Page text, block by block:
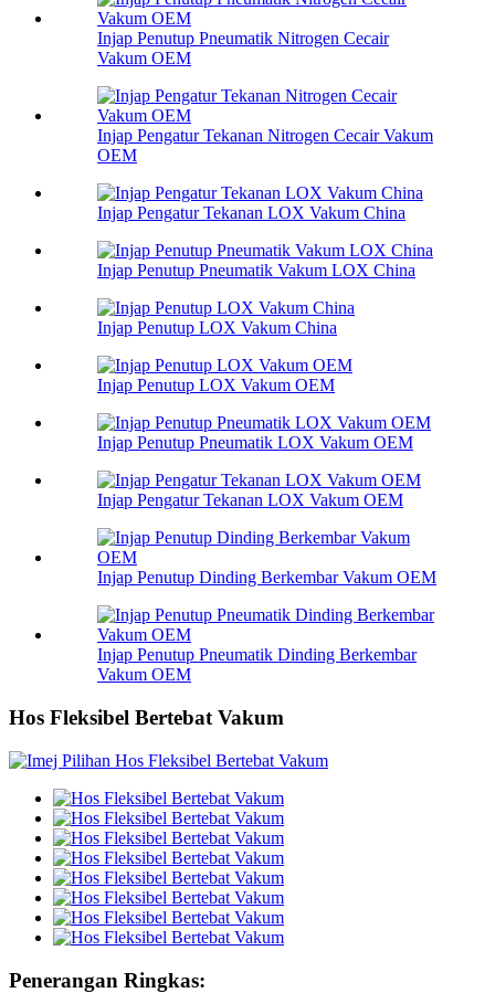
Injap Penutup Pneumatik Nitrogen Cecair
Vakum OEM
Injap Pengatur Tekanan Nitrogen Cecair Vakum
OEM
Injap Pengatur Tekanan LOX Vakum China
Injap Penutup Pneumatik Vakum LOX China
Injap Penutup LOX Vakum China
Injap Penutup LOX Vakum OEM
Injap Penutup Pneumatik LOX Vakum OEM
Injap Pengatur Tekanan LOX Vakum OEM
Injap Penutup Dinding Berkembar Vakum OEM
Injap Penutup Pneumatik Dinding Berkembar
Vakum OEM
Hos Fleksibel Bertebat Vakum
Penerangan Ringkas: